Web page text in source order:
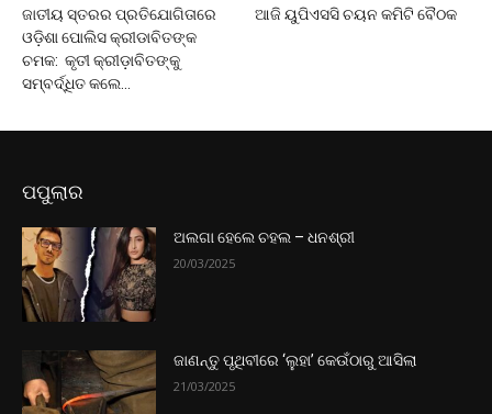
ଜାତୀୟ ସ୍ତରର ପ୍ରତିଯୋଗିତାରେ
ଓଡ଼ିଶା ପୋଲିସ କ୍ରୀଡାବିତଙ୍କ
ଚମକ: କୃତୀ କ୍ରୀଡ଼ାବିତଙ୍କୁ
ସମ୍ବର୍ଦ୍ଧିତ କଲେ...
ଆଜି ୟୁପିଏସସି ଚୟନ କମିଟି ବୈଠକ
ପପୁଲାର
ଅଲଗା ହେଲେ ଚହଲ – ଧନଶ୍ରୀ
20/03/2025
ଜାଣନ୍ତୁ ପୃଥିବୀରେ ‘ଲୁହା’ କେଉଁଠାରୁ ଆସିଲା
21/03/2025